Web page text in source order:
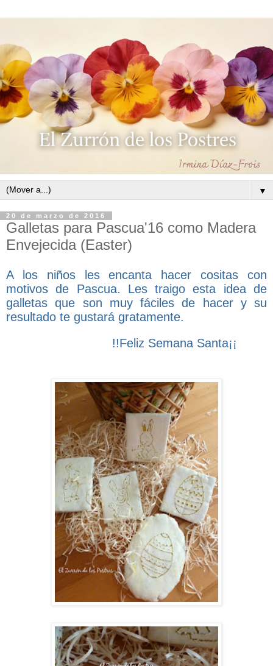
▼
20 de marzo de 2016
Galletas para Pascua'16 como Madera
Envejecida (Easter)
A los niños les encanta hacer cositas con
motivos de Pascua. Les traigo esta idea de
galletas que son muy fáciles de hacer y su
resultado te gustará gratamente.
!!Feliz Semana Santa¡¡